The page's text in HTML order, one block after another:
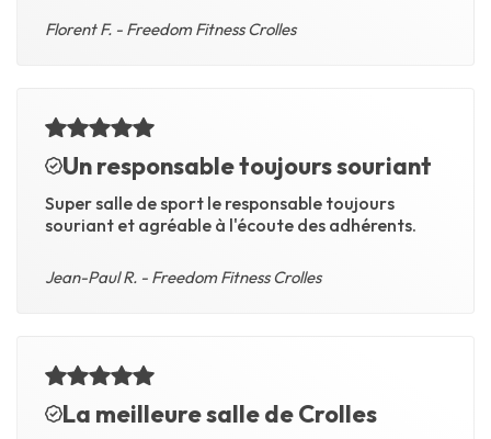
Florent F. - Freedom Fitness Crolles
Un responsable toujours souriant
Super salle de sport le responsable toujours
souriant et agréable à l'écoute des adhérents.
Jean-Paul R. - Freedom Fitness Crolles
La meilleure salle de Crolles